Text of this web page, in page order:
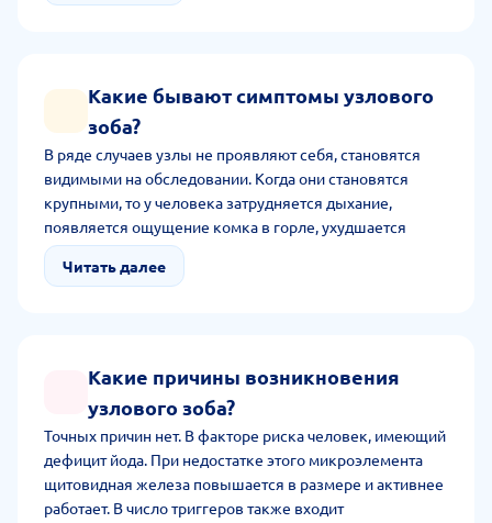
Какие бывают симптомы узлового
зоба?
В ряде случаев узлы не проявляют себя, становятся
видимыми на обследовании. Когда они становятся
крупными, то у человека затрудняется дыхание,
появляется ощущение комка в горле, ухудшается
голос, возникает приступ удушья. В целом, ухудшается
общее самочувствие, возникает шум в голове,
Читать далее
Какие причины возникновения
узлового зоба?
Точных причин нет. В факторе риска человек, имеющий
дефицит йода. При недостатке этого микроэлемента
щитовидная железа повышается в размере и активнее
работает. В число триггеров также входит